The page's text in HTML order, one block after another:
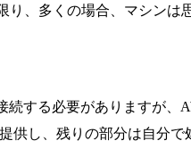
、多くの場合、マシンは
する必要がありますが
し、残りの部分は自分